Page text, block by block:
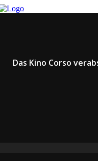
Das Kino Corso